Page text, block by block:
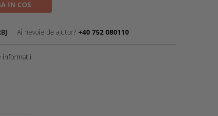
IN COS
Ai nevoie de ajutor? +40 752 080110
informatii